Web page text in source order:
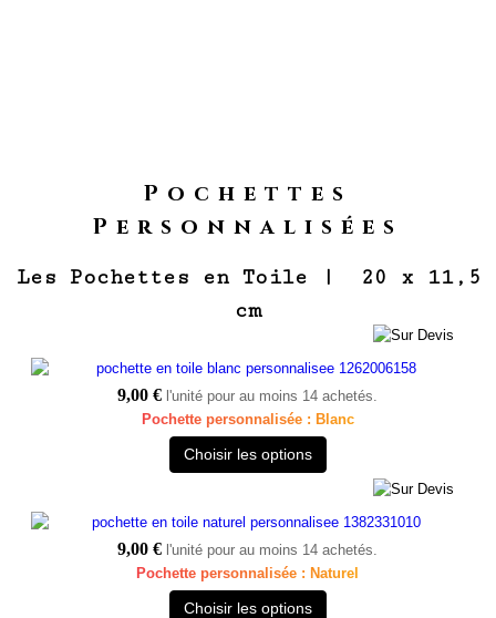
Pochettes
Personnalisées
Les Pochettes en Toile | 20 x 11,5
cm
9,00 € l'unité pour au moins 14 achetés.
Pochette personnalisée : Blanc
Choisir les options
9,00 € l'unité pour au moins 14 achetés.
Pochette personnalisée : Naturel
Choisir les options